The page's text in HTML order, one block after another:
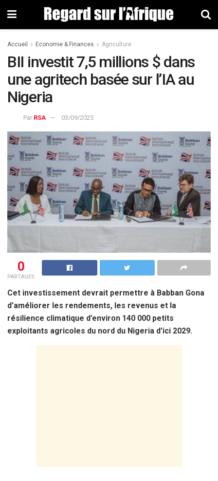
Accueil Economie & Finances Agriculture
BII investit 7,5 millions $ dans
une agritech basée sur l’IA au
Nigeria
Par RSA 03/09/2025
0
PARTAGES
Cet investissement devrait permettre à Babban Gona
d’améliorer les rendements, les revenus et la
résilience climatique d’environ 140 000 petits
exploitants agricoles du nord du Nigeria d’ici 2029.